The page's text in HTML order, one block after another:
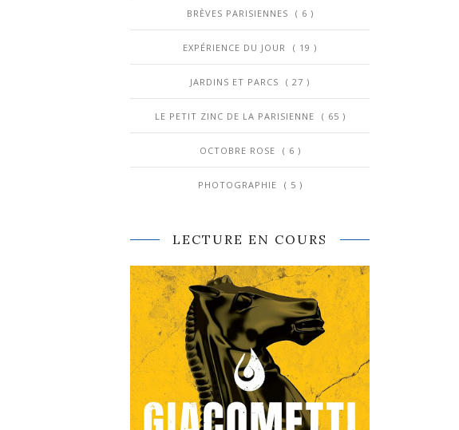
BRÈVES PARISIENNES ( 6 )
EXPÉRIENCE DU JOUR ( 19 )
JARDINS ET PARCS ( 27 )
LE PETIT ZINC DE LA PARISIENNE ( 65 )
OCTOBRE ROSE ( 6 )
PHOTOGRAPHIE ( 5 )
LECTURE EN COURS